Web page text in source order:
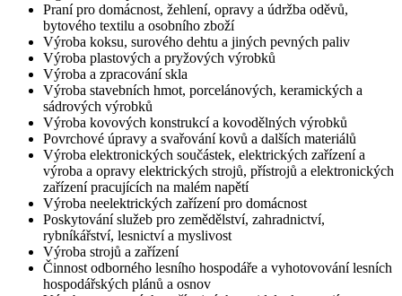
Praní pro domácnost, žehlení, opravy a údržba oděvů,
bytového textilu a osobního zboží
Výroba koksu, surového dehtu a jiných pevných paliv
Výroba plastových a pryžových výrobků
Výroba a zpracování skla
Výroba stavebních hmot, porcelánových, keramických a
sádrových výrobků
Výroba kovových konstrukcí a kovodělných výrobků
Povrchové úpravy a svařování kovů a dalších materiálů
Výroba elektronických součástek, elektrických zařízení a
výroba a opravy elektrických strojů, přístrojů a elektronických
zařízení pracujících na malém napětí
Výroba neelektrických zařízení pro domácnost
Poskytování služeb pro zemědělství, zahradnictví,
rybníkářství, lesnictví a myslivost
Výroba strojů a zařízení
Činnost odborného lesního hospodáře a vyhotovování lesních
hospodářských plánů a osnov